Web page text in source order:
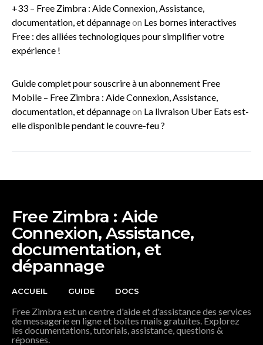
+33 – Free Zimbra : Aide Connexion, Assistance,
documentation, et dépannageon Les bornes interactives
Free : des alliées technologiques pour simplifier votre
expérience !
Guide complet pour souscrire à un abonnement Free
Mobile – Free Zimbra : Aide Connexion, Assistance,
documentation, et dépannageon La livraison Uber Eats est-
elle disponible pendant le couvre-feu ?
Free Zimbra : Aide
Connexion, Assistance,
documentation, et
dépannage
ACCUEIL GUIDE DOCS
Free Zimbra est un centre d'aide et d'assistance des services
de messagerie en ligne et boîtes mails gratuites. Explorez
les documentations, tutorials, assistance, questions &
réponses.